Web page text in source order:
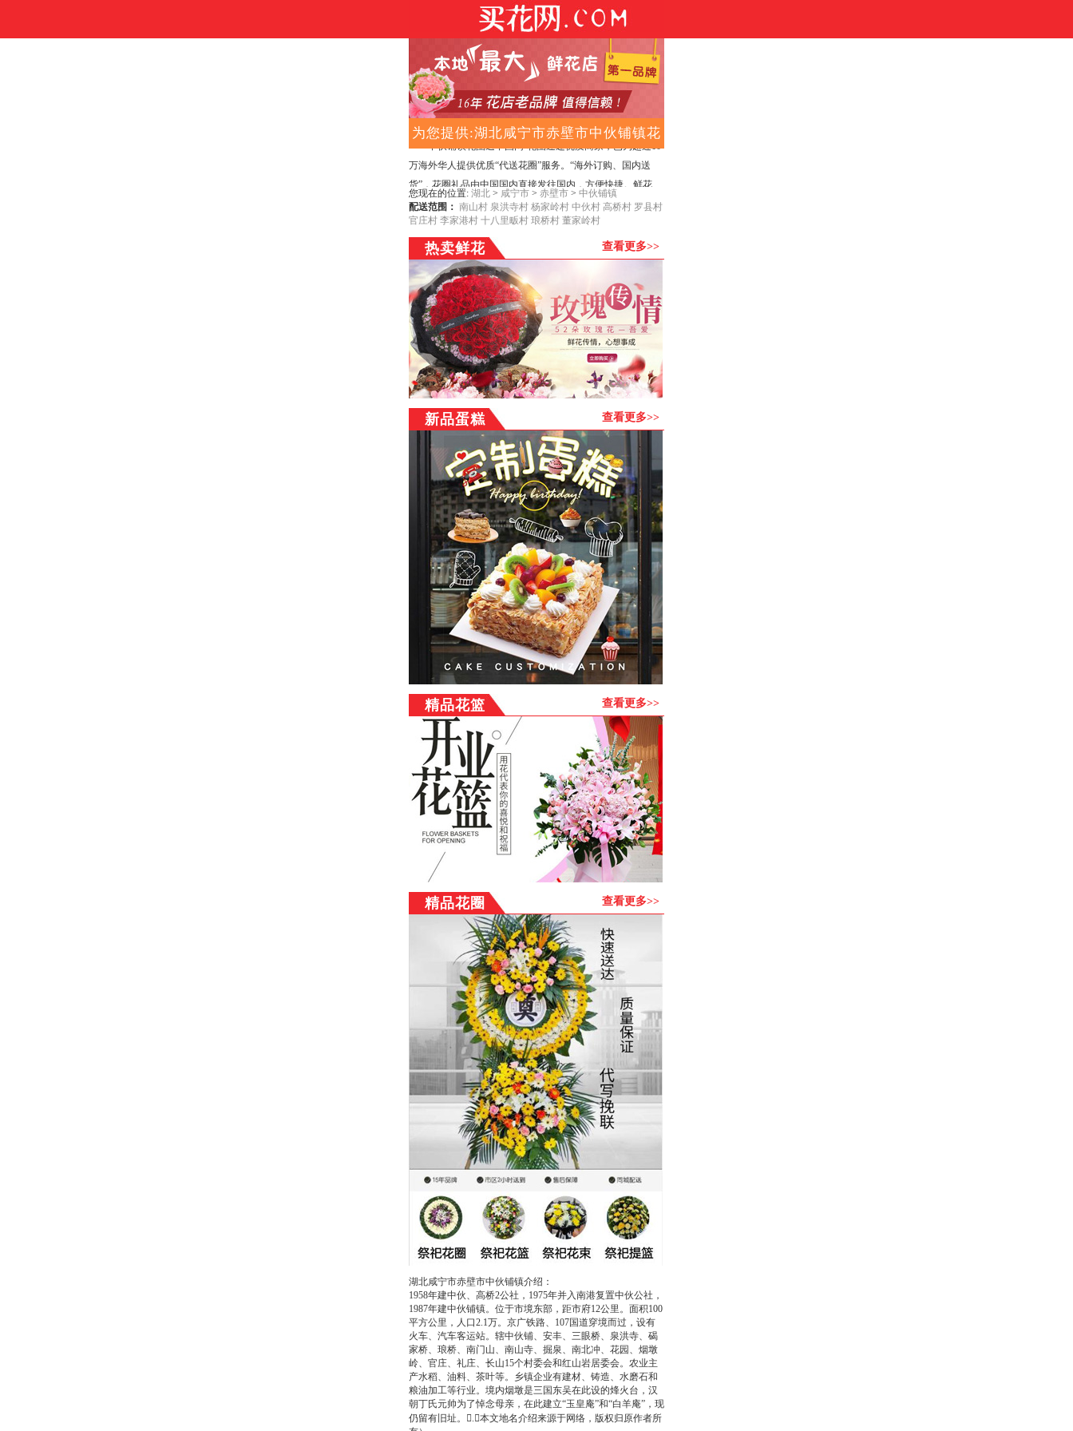
为您提供:湖北咸宁市赤壁市中伙铺镇花
圈送中国
万海外华人提供优质“代送花圈”服务。“海外订购、国内送
货”，花圈礼品由中国国内直接发往国内，方便快捷。鲜花、
蛋糕、花圈由各城市门店在您指定的日期当天制作、当天配
送，新鲜直达。所有礼品均支持国际信用卡支付、PayPal担
保支付。16年花圈老店,专业提供中伙铺镇买花圈、订花圈、
送花圈服务,中伙铺镇花圈店电话,花圈店地址,花圈价格,花圈
店营业时间,网上花圈店送货上门(中伙铺镇网上花圈店)。中
伙铺镇本地花圈店. 300多款可选3小时送达、16年花圈老店.
好评如潮，贝宝国际支付。 花圈、殡葬花圈、殡仪花圈、葬
礼花圈、丧礼花圈、祭奠花圈、吊唁花圈. 同城免费配送.海
外客户支付无忧. 突破时空的阻隔去缅怀,祭奠国内已故亲朋
好友,让他们在通往天路的旅程一路走好! 代写挽联，免费送
上门。代送花圈网站，网上订鲜花花圈、中伙铺镇祭奠花篮
哀思花圈,保证花材新鲜和鲜花质量,中伙铺镇花圈配送。专业
提供湖北咸宁市赤壁市中伙铺镇葬礼鲜花圈制作，中伙铺镇
白事鲜花制作,与葬礼花束配送，全部新鲜葬礼花圈当天制
作，中伙铺镇葬礼花圈，湖北咸宁市赤壁市中伙铺镇葬礼花
篮当天送到，代写葬礼花圈悼词，代写葬礼鲜花挽联，按您
的要求把湖北咸宁市赤壁市中伙铺镇葬礼花圈送到指定地
址，也可以将中伙铺镇葬礼花圈代送到殡仪馆！中伙铺镇花
圈送中国服务项目：提供网上订花送花、鲜花、蛋糕、花
篮、花圈、果篮，公仔，巧克力，绿植，会议用花，展会用
花，节日用花等订购，您只要通过网上下好订单，我们会安
排中伙铺镇附近连锁花店及时送出，并由总部提供售后服
务。为保证客户的利益，所有的商品订购流程均在本网站统
一完成，多谢！
配送范围:订货流程：
付方式--成功提交→配送店按您要求送货上门
注意事项：
1、中伙铺镇市区可以做到最快3小时送货上门（郊区需另外
加收运费），但请尽量提前24小时订货，以保证我们有充分
的时间安排送货。
2、正常配送时间为：8：30—21：00（乡镇晚上不配送），
17：00以后订购的商品系统会转到第二天安排！
3、每张订单的确认、配送和收货人签收状况，送货人可在每
个环节查询自己的订花状态。
4、中伙铺镇市区免费送货上门，中伙铺镇乡镇需加收路费
（30-80元）部分乡镇及郊县仍无法送达，订购之前提跟客服
中伙铺镇花圈送中国网-花圈速递优质商家，已为超过10
万海外华人提供优质“代送花圈”服务。“海外订购、国内送
货”，花圈礼品由中国国内直接发往国内，方便快捷。鲜花、
蛋糕、花圈由各城市门店在您指定的日期当天制作、当天配
送，新鲜直达。所有礼品均支持国际信用卡支付、PayPal担
保支付。16年花圈老店,专业提供中伙铺镇买花圈、订花圈、
送花圈服务,中伙铺镇花圈店电话,花圈店地址,花圈价格,花圈
店营业时间,网上花圈店送货上门(中伙铺镇网上花圈店)。中
伙铺镇本地花圈店. 300多款可选3小时送达、16年花圈老店.
好评如潮，贝宝国际支付。 花圈、殡葬花圈、殡仪花圈、葬
礼花圈、丧礼花圈、祭奠花圈、吊唁花圈. 同城免费配送.海
外客户支付无忧. 突破时空的阻隔去缅怀,祭奠国内已故亲朋
好友,让他们在通往天路的旅程一路走好! 代写挽联，免费送
上门。代送花圈网站，网上订鲜花花圈、中伙铺镇祭奠花篮
哀思花圈,保证花材新鲜和鲜花质量,中伙铺镇花圈配送。专业
提供湖北咸宁市赤壁市中伙铺镇葬礼鲜花圈制作，中伙铺镇
白事鲜花制作,与葬礼花束配送，全部新鲜葬礼花圈当天制
作，中伙铺镇葬礼花圈，湖北咸宁市赤壁市中伙铺镇葬礼花
篮当天送到，代写葬礼花圈悼词，代写葬礼鲜花挽联，按您
的要求把湖北咸宁市赤壁市中伙铺镇葬礼花圈送到指定地
址，也可以将中伙铺镇葬礼花圈代送到殡仪馆！中伙铺镇花
圈送中国服务项目： 提供网上订花送花、鲜花、蛋糕、花
篮、花圈、果篮，公仔，巧克力，绿植，会议用花，展会用
花，节日用花等订购，您只要通过网上下好订单，我们会安
排中伙铺镇附近连锁花店及时送出，并由总部提供售后服
务。为保证客户的利益，所有的商品订购流程均在本网站统
您现在的位置: 湖北 > 咸宁市 > 赤壁市 > 中伙铺镇
配送范围： 南山村 泉洪寺村 杨家岭村 中伙村 高桥村 罗县村
官庄村 李家港村 十八里畈村 琅桥村 董家岭村
热卖鲜花 查看更多>>
新品蛋糕 查看更多>>
精品花篮 查看更多>>
精品花圈 查看更多>>
湖北咸宁市赤壁市中伙铺镇介绍：
1958年建中伙、高桥2公社，1975年并入南港复置中伙公社，
1987年建中伙铺镇。位于市境东部，距市府12公里。面积100
平方公里，人口2.1万。京广铁路、107国道穿境而过，设有
火车、汽车客运站。辖中伙铺、安丰、三眼桥、泉洪寺、碣
家桥、琅桥、南门山、南山寺、掘泉、南北冲、花园、烟墩
岭、官庄、礼庄、长山15个村委会和红山岩居委会。农业主
产水稻、油料、茶叶等。乡镇企业有建材、铸造、水磨石和
粮油加工等行业。境内烟墩是三国东吴在此设的烽火台，汉
朝丁氏元帅为了悼念母亲，在此建立“玉皇庵”和“白羊庵”，现
仍留有旧址。.（本文地名介绍来源于网络，版权归原作者所